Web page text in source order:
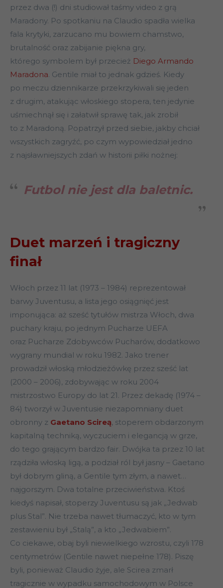
przez dwa (!) dni studiował taśmy video z grą
Maradony. Po spotkaniu na Claudio spadła wielka
fala krytyki, zarzucano mu bowiem chamstwo,
brutalność oraz zabijanie piękna gry,
którego symbolem był przecież Diego Armando
Maradona. Gentile miał to jednak gdzieś. Kiedy
po meczu dziennikarze przekrzykiwali się jeden
z drugim, atakując włoskiego stopera, ten jedynie
uśmiechnął się i załatwił sprawę tak, jak zrobił
to z Maradoną. Popatrzył przed siebie, jakby chciał
wszystkich zagryźć, po czym wypowiedział jedno
z najsławniejszych zdań w historii piłki nożnej:
Futbol nie jest dla baletnic.
Duet marzeń i tragiczny
finał
Włoch przez 11 lat (1973 – 1984) reprezentował
barwy Juventusu, a lista jego osiągnięć jest
imponująca: aż sześć tytułów mistrza Włoch, dwa
puchary kraju, po jednym Pucharze UEFA
oraz Pucharze Zdobywców Pucharów, dodatkowo
wygrany mundial w roku 1982. Jako trener
prowadził włoską młodzieżówkę przez sześć lat
(2000 – 2006), zdobywając w roku 2004
mistrzostwo Europy do lat 21. Przez dekadę (1974 –
84) tworzył w Juventusie niezapomniany duet
obronny z Gaetano Scireą, stoperem obdarzonym
kapitalną techniką, wyczuciem i elegancją w grze,
do tego grającym bardzo fair. Dwójka ta przez 10 lat
rządziła włoską ligą, a podział ról był jasny – Gaetano
był dobrym gliną, a Gentile tym złym, a nawet…
najgorszym. Dwa totalne przeciwieństwa. Ktoś
kiedyś napisał, stoperzy Juventusu są jak „Jedwab
plus Stal”. Nie trzeba nawet tłumaczyć, kto w tym
zestawieniu był „Stalą”, a kto „Jedwabiem”.
Co ciekawe, obaj byli niewielkiego wzrostu, czyli 178
centymetrów (Gentile nawet niepełne 178). Piszę
byli, ponieważ Claudio żyje, ale Scirea zmarł
tragicznie w wypadku samochodowym w Polsce